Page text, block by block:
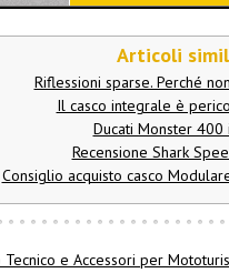
Articoli
Riflessioni sparse. Perché
Il casco integrale è
Ducati Monster 400
Recensione Shark
Consiglio acquisto casco
e Accessori per